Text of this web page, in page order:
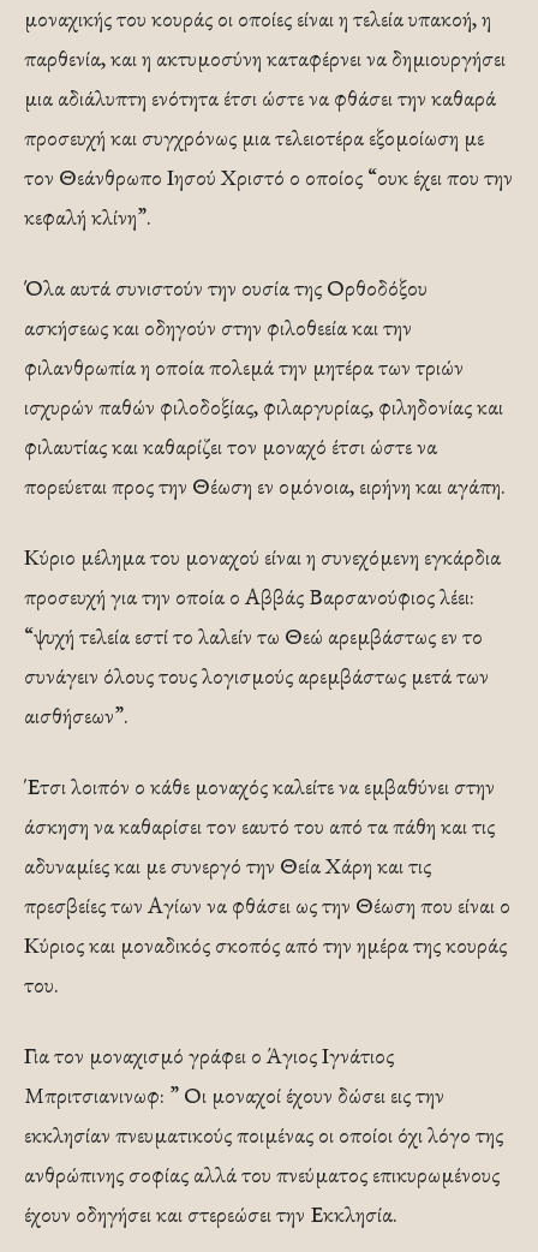
μοναχικής του κουράς οι οποίες είναι η τελεία υπακοή, η
παρθενία, και η ακτυμοσύνη καταφέρνει να δημιουργήσει
μια αδιάλυπτη ενότητα έτσι ώστε να φθάσει την καθαρά
προσευχή και συγχρόνως μια τελειοτέρα εξομοίωση με
τον Θεάνθρωπο Ιησού Χριστό ο οποίος “ουκ έχει που την
κεφαλή κλίνη”.
Όλα αυτά συνιστούν την ουσία της Ορθοδόξου
ασκήσεως και οδηγούν στην φιλοθεεία και την
φιλανθρωπία η οποία πολεμά την μητέρα των τριών
ισχυρών παθών φιλοδοξίας, φιλαργυρίας, φιληδονίας και
φιλαυτίας και καθαρίζει τον μοναχό έτσι ώστε να
πορεύεται προς την Θέωση εν ομόνοια, ειρήνη και αγάπη.
Κύριο μέλημα του μοναχού είναι η συνεχόμενη εγκάρδια
προσευχή για την οποία ο Αββάς Βαρσανούφιος λέει:
“ψυχή τελεία εστί το λαλείν τω Θεώ αρεμβάστως εν το
συνάγειν όλους τους λογισμούς αρεμβάστως μετά των
αισθήσεων”.
Έτσι λοιπόν ο κάθε μοναχός καλείτε να εμβαθύνει στην
άσκηση να καθαρίσει τον εαυτό του από τα πάθη και τις
αδυναμίες και με συνεργό την Θεία Χάρη και τις
πρεσβείες των Αγίων να φθάσει ως την Θέωση που είναι ο
Κύριος και μοναδικός σκοπός από την ημέρα της κουράς
του.
Για τον μοναχισμό γράφει ο Άγιος Ιγνάτιος
Μπριτσιανινωφ: ” Οι μοναχοί έχουν δώσει εις την
εκκλησίαν πνευματικούς ποιμένας οι οποίοι όχι λόγο της
ανθρώπινης σοφίας αλλά του πνεύματος επικυρωμένους
έχουν οδηγήσει και στερεώσει την Εκκλησία.